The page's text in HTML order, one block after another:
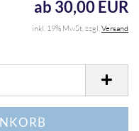
ab 30,00 EUR
inkl. 19% MwSt. zzgl.Versand